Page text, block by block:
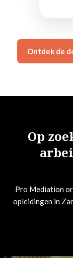
Ontdek de
Op
Pro Mediation
opleidingen in